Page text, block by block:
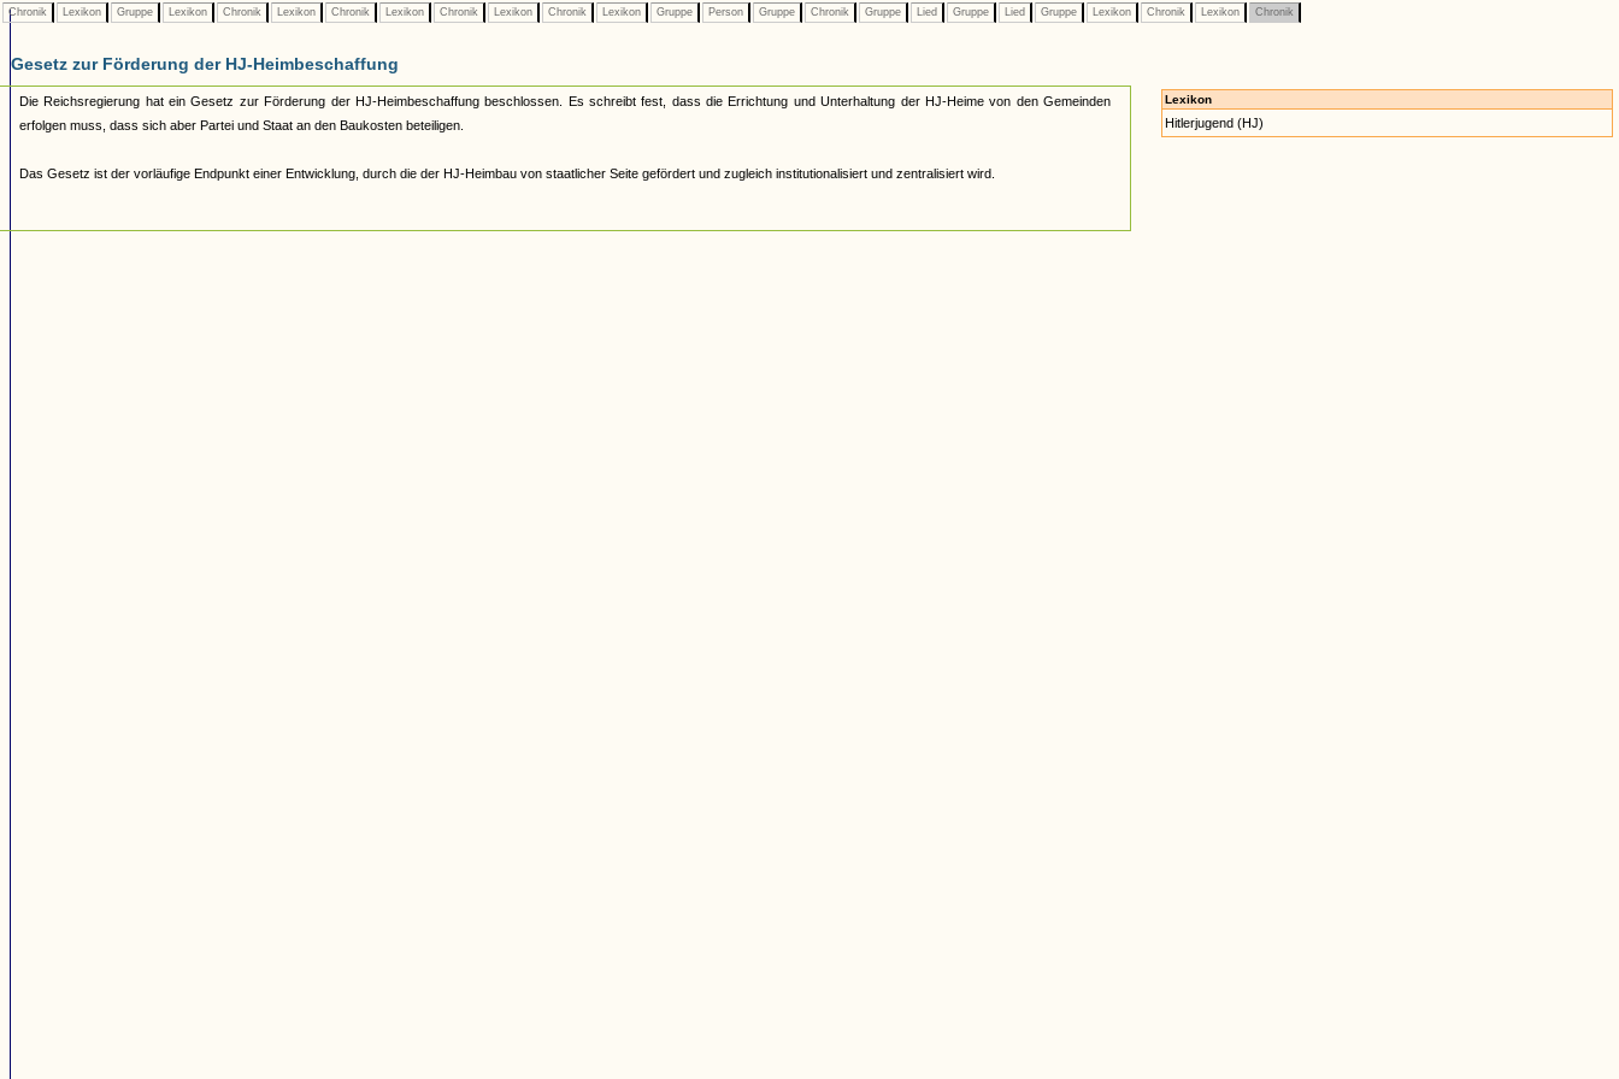
Chronik Lexikon Gruppe Lexikon Chronik Lexikon Chronik Lexikon Chronik Lexikon Chronik Lexikon Gruppe Person Gruppe Chronik Gruppe Lied Gruppe Lied Gruppe Lexikon Chronik Lexikon Chronik
Gesetz zur Förderung der HJ-Heimbeschaffung
Die Reichsregierung hat ein Gesetz zur Förderung der HJ-Heimbeschaffung beschlossen. Es schreibt fest, dass die Errichtung und Unterhaltung der HJ-Heime von den Gemeinden
erfolgen muss, dass sich aber Partei und Staat an den Baukosten beteiligen.
Das Gesetz ist der vorläufige Endpunkt einer Entwicklung, durch die der HJ-Heimbau von staatlicher Seite gefördert und zugleich institutionalisiert und zentralisiert wird.
Lexikon
Hitlerjugend (HJ)